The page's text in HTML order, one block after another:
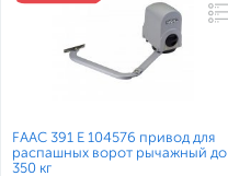
FAAC 391 Е 104576 привод для
распашных ворот рычажный до
350 кг